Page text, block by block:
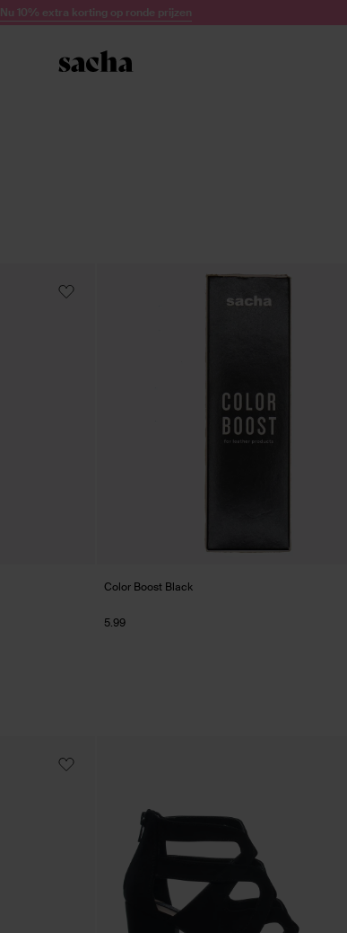
Nu 10% extra korting op ronde prijzen
Color Boost Black
5.99